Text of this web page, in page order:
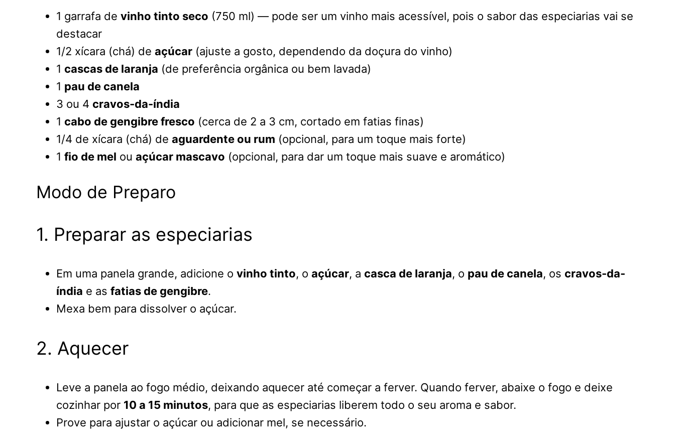
1 garrafa de vinho tinto seco (750 ml) — pode ser um vinho mais acessível, pois o sabor das especiarias vai se
destacar
1/2 xícara (chá) de açúcar (ajuste a gosto, dependendo da doçura do vinho)
1 cascas de laranja (de preferência orgânica ou bem lavada)
1 pau de canela
3 ou 4 cravos-da-índia
1 cabo de gengibre fresco (cerca de 2 a 3 cm, cortado em fatias finas)
1/4 de xícara (chá) de aguardente ou rum (opcional, para um toque mais forte)
1 fio de mel ou açúcar mascavo (opcional, para dar um toque mais suave e aromático)
Modo de Preparo
1. Preparar as especiarias
Em uma panela grande, adicione o vinho tinto, o açúcar, a casca de laranja, o pau de canela, os cravos-da-
índia e as fatias de gengibre.
Mexa bem para dissolver o açúcar.
2. Aquecer
Leve a panela ao fogo médio, deixando aquecer até começar a ferver. Quando ferver, abaixe o fogo e deixe
cozinhar por 10 a 15 minutos, para que as especiarias liberem todo o seu aroma e sabor.
Prove para ajustar o açúcar ou adicionar mel, se necessário.